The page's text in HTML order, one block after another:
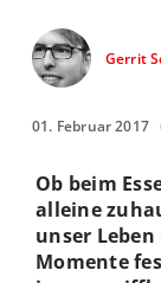
Gerrit
01. Februar 2017
Ob beim
alleine
unser
Momente